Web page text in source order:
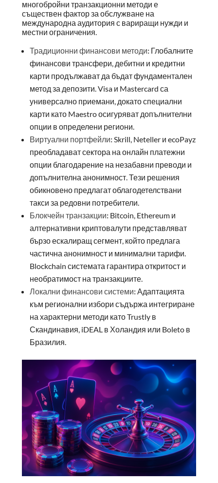
многобройни транзакционни методи е
съществен фактор за обслужване на
международна аудитория с вариращи нужди и
местни ограничения.
Традиционни финансови методи:Глобалните
финансови трансфери, дебитни и кредитни
карти продължават да бъдат фундаментален
метод за депозити. Visa и Mastercard са
универсално приемани, докато специални
карти като Maestro осигуряват допълнителни
опции в определени региони.
Виртуални портфейли:Skrill, Neteller и ecoPayz
преобладават сектора на онлайн платежни
опции благодарение на незабавни преводи и
допълнителна анонимност. Тези решения
обикновено предлагат облагодетелствани
такси за редовни потребители.
Блокчейн транзакции:Bitcoin, Ethereum и
алтернативни криптовалути представляват
бързо ескалиращ сегмент, който предлага
частична анонимност и минимални тарифи.
Blockchain системата гарантира откритост и
необратимост на транзакциите.
Локални финансови системи:Адаптацията
към регионални избори съдържа интегриране
на характерни методи като Trustly в
Скандинавия, iDEAL в Холандия или Boleto в
Бразилия.